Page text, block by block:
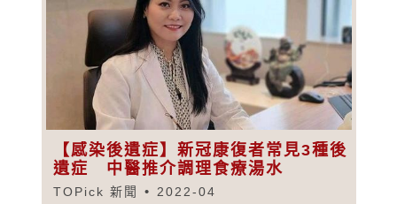
【感染後遺症】新冠康復者常見3種後
遺症 中醫推介調理食療湯水
TOPick 新聞 2022-04